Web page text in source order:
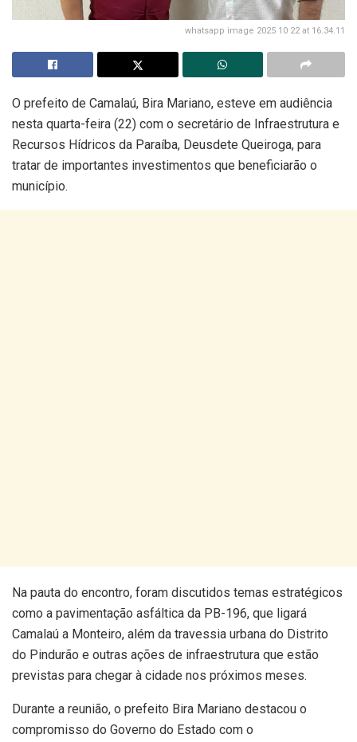
whatsapp image 2025 10 22 at 16.34.11
O prefeito de Camalaú, Bira Mariano, esteve em audiência
nesta quarta-feira (22) com o secretário de Infraestrutura e
Recursos Hídricos da Paraíba, Deusdete Queiroga, para
tratar de importantes investimentos que beneficiarão o
município.
Na pauta do encontro, foram discutidos temas estratégicos
como a pavimentação asfáltica da PB-196, que ligará
Camalaú a Monteiro, além da travessia urbana do Distrito
do Pindurão e outras ações de infraestrutura que estão
previstas para chegar à cidade nos próximos meses.
Durante a reunião, o prefeito Bira Mariano destacou o
compromisso do Governo do Estado com o